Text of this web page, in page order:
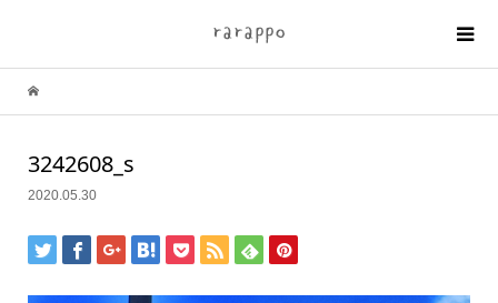
3242608_s
2020.05.30